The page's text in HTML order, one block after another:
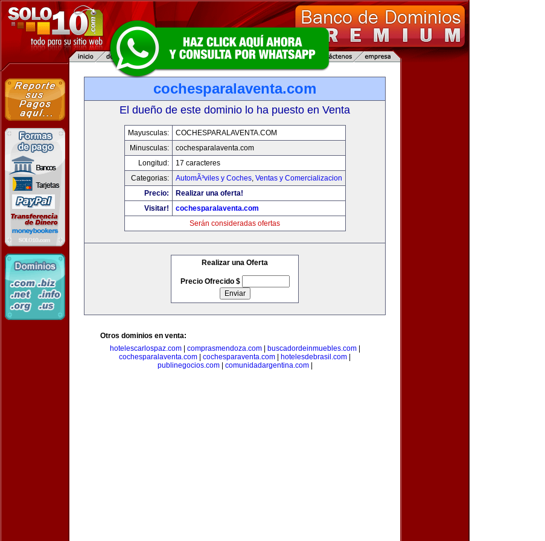
cochesparalaventa.com
El dueño de este dominio lo ha puesto en Venta
Mayusculas:
COCHESPARALAVENTA.COM
Minusculas:
cochesparalaventa.com
Longitud:
17 caracteres
Categorias:
AutomÃ³viles y Coches, Ventas y Comercializacion
Precio:
Realizar una oferta!
Visitar!
cochesparalaventa.com
Serán consideradas ofertas
Realizar una Oferta
Precio Ofrecido $
Otros dominios en venta:
hotelescarlospaz.com| comprasmendoza.com| buscadordeinmuebles.com|
cochesparalaventa.com
cochesparaventa.com hotelesdebrasil.com
publinegocios.com| comunidadargentina.com|